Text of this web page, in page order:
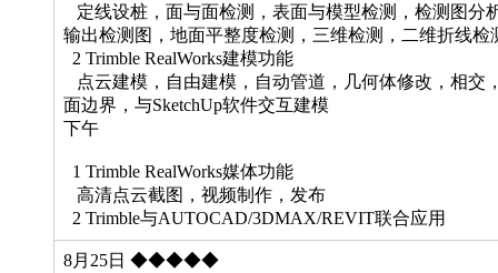
定线设桩，面与面检测，表面与模型检测，检测图分
输出检测图，地面平整度检测，三维检测，二维折线检
2 Trimble RealWorks建模功能
点云建模，自由建模，自动管道，几何体修改，相交
面边界，与SketchUp软件交互建模
下午
1 Trimble RealWorks媒体功能
高清点云截图，视频制作，发布
2 Trimble与AUTOCAD/3DMAX/REVIT联合应用
8月25日 ◆◆◆◆◆